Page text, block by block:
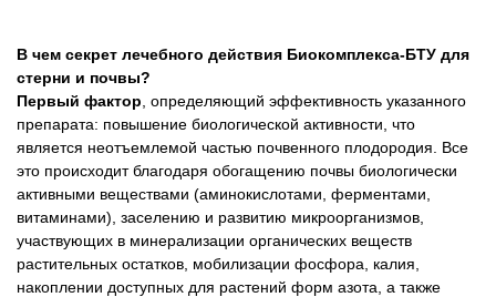
В чем секрет лечебного действия Биокомплекса-БТУ для
стерни и почвы?
Первый фактор , определяющий эффективность указанного
препарата: повышение биологической активности, что
является неотъемлемой частью почвенного плодородия. Все
это происходит благодаря обогащению почвы биологически
активными веществами (аминокислотами, ферментами,
витаминами), заселению и развитию микроорганизмов,
участвующих в минерализации органических веществ
растительных остатков, мобилизации фосфора, калия,
накоплении доступных для растений форм азота, а также